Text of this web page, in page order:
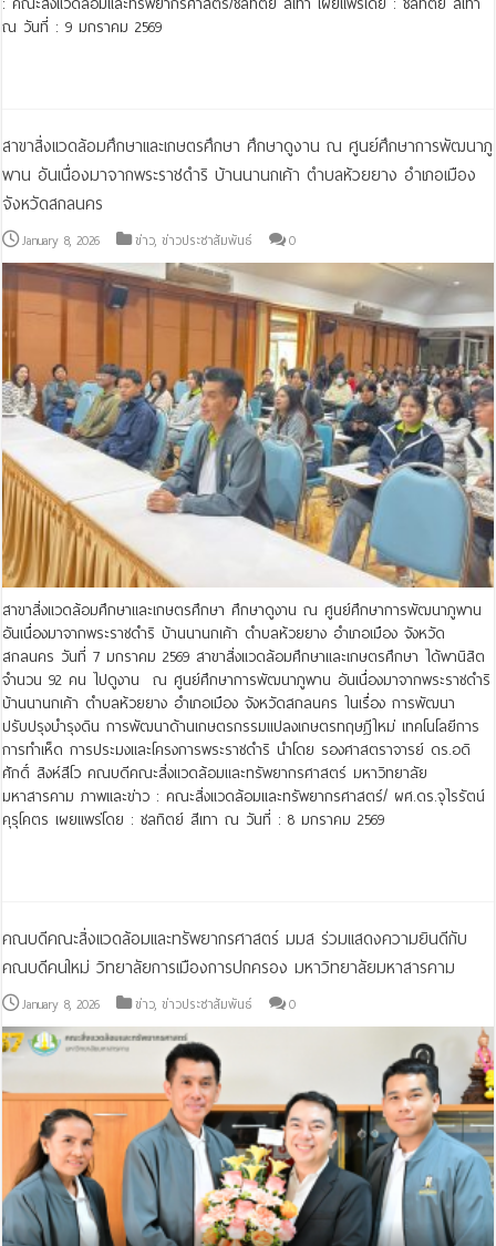
ณ วันที่ : 9 มกราคม 2569
สาขาสิ่งแวดล้อมศึกษาและเกษตรศึกษา ศึกษาดูงาน ณ ศูนย์ศึกษาการพัฒนาภู
พาน อันเนื่องมาจากพระราชดำริ บ้านนานกเค้า ตำบลห้วยยาง อำเภอเมือง
จังหวัดสกลนคร
January 8, 2026 ข่าว,ข่าวประชาสัมพันธ์ 0
สาขาสิ่งแวดล้อมศึกษาและเกษตรศึกษา ศึกษาดูงาน ณ ศูนย์ศึกษาการพัฒนาภูพาน
อันเนื่องมาจากพระราชดำริ บ้านนานกเค้า ตำบลห้วยยาง อำเภอเมือง จังหวัด
สกลนคร วันที่ 7 มกราคม 2569 สาขาสิ่งแวดล้อมศึกษาและเกษตรศึกษา ได้พานิสิต
จำนวน 92 คน ไปดูงาน ณ ศูนย์ศึกษาการพัฒนาภูพาน อันเนื่องมาจากพระราชดำริ
บ้านนานกเค้า ตำบลห้วยยาง อำเภอเมือง จังหวัดสกลนคร ในเรื่อง การพัฒนา
ปรับปรุงบำรุงดิน การพัฒนาด้านเกษตรกรรมแปลงเกษตรทฤษฎีใหม่ เทคโนโลยีการ
การทำเห็ด การประมงและโครงการพระราชดำริ นำโดย รองศาสตราจารย์ ดร.อดิ
ศักดิ์ สิงห์สีโว คณบดีคณะสิ่งแวดล้อมและทรัพยากรศาสตร์ มหาวิทยาลัย
มหาสารคาม ภาพและข่าว : คณะสิ่งแวดล้อมและทรัพยากรศาสตร์/ ผศ.ดร.จุไรรัตน์
คุรุโคตร เผยแพร่โดย : ชลทิตย์ สีเทา ณ วันที่ : 8 มกราคม 2569
คณบดีคณะสิ่งแวดล้อมและทรัพยากรศาสตร์ มมส ร่วมแสดงความยินดีกับ
คณบดีคนใหม่ วิทยาลัยการเมืองการปกครอง มหาวิทยาลัยมหาสารคาม
January 8, 2026 ข่าว,ข่าวประชาสัมพันธ์ 0